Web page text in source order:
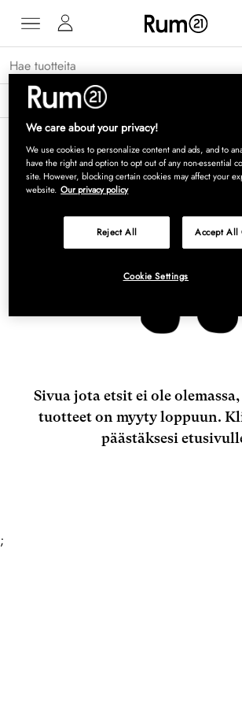
Saat 15 % alennusta Grythyttan Stålmöbler -
Sivua jota etsit ei ole
tuotteet on myyty loppuun.
päästäksesi
;
We care about your privacy!
We use cookies to personalize content and ads, and to
have the right and option to opt out of any non-essential
site. However, blocking certain cookies may affect your
website. Our privacy policy
Reject All Accept All
Cookie Settings